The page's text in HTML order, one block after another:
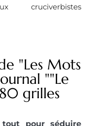
cruciverbistes
"Les Mots
""Le
grilles
pour séduire